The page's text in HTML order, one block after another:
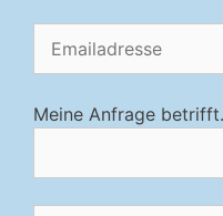
Meine Anfrage